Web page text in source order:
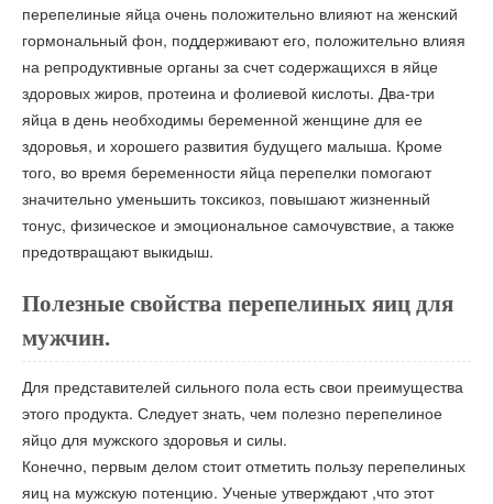
перепелиные яйца очень положительно влияют на женский
гормональный фон, поддерживают его, положительно влияя
на репродуктивные органы за счет содержащихся в яйце
здоровых жиров, протеина и фолиевой кислоты. Два-три
яйца в день необходимы беременной женщине для ее
здоровья, и хорошего развития будущего малыша. Кроме
того, во время беременности яйца перепелки помогают
значительно уменьшить токсикоз, повышают жизненный
тонус, физическое и эмоциональное самочувствие, а также
предотвращают выкидыш.
Полезные свойства перепелиных яиц для
мужчин.
Для представителей сильного пола есть свои преимущества
этого продукта. Следует знать, чем полезно перепелиное
яйцо для мужского здоровья и силы.
Конечно, первым делом стоит отметить пользу перепелиных
яиц на мужскую потенцию. Ученые утверждают ,что этот